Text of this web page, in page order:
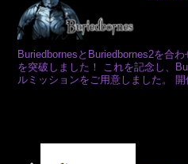
BuriedbornesとBuriedbornes2を合
を突破しました！ これを記念し、
ルミッションをご用意しました。